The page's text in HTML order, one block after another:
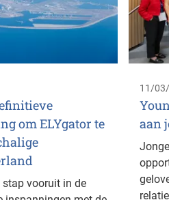
om ELYgator te
stap vooruit in de
11/
aan